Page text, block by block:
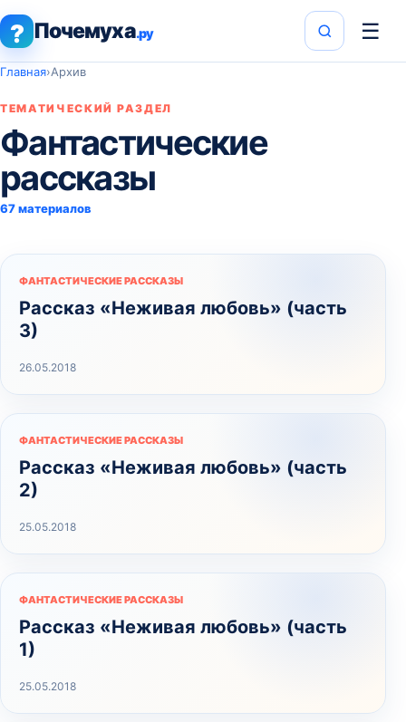
? Почемуха.ру ☰
Главная›Архив
ТЕМАТИЧЕСКИЙ РАЗДЕЛ
Фантастические
рассказы
67 материалов
ФАНТАСТИЧЕСКИЕ РАССКАЗЫ
Рассказ «Неживая любовь» (часть
3)
26.05.2018
ФАНТАСТИЧЕСКИЕ РАССКАЗЫ
Рассказ «Неживая любовь» (часть
2)
25.05.2018
ФАНТАСТИЧЕСКИЕ РАССКАЗЫ
Рассказ «Неживая любовь» (часть
1)
25.05.2018